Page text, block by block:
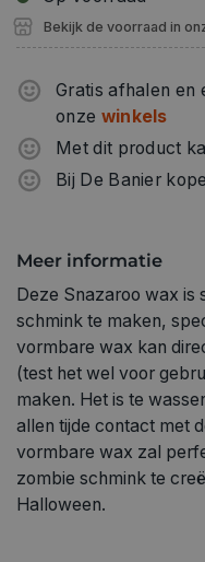
Bekijk de voorraad in
Gratis afhalen en
onze winkels
Met dit product
Bij De Banier
Meer informatie
Deze Snazaroo wax is
schmink te maken,
vormbare wax kan
(test het wel voor
maken. Het is te
allen tijde contact met
vormbare wax zal
zombie schmink te
Halloween.